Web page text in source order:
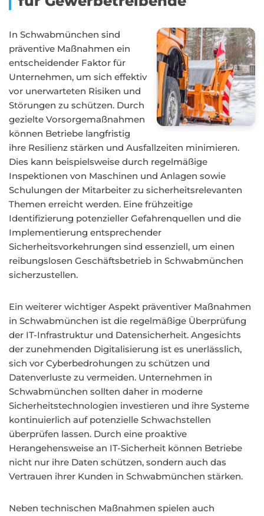
In Schwabmünchen sind
präventive Maßnahmen ein
entscheidender Faktor für
Unternehmen, um sich effektiv
vor unerwarteten Risiken und
Störungen zu schützen. Durch
gezielte Vorsorgemaßnahmen
können Betriebe langfristig
ihre Resilienz stärken und Ausfallzeiten minimieren.
Dies kann beispielsweise durch regelmäßige
Inspektionen von Maschinen und Anlagen sowie
Schulungen der Mitarbeiter zu sicherheitsrelevanten
Themen erreicht werden. Eine frühzeitige
Identifizierung potenzieller Gefahrenquellen und die
Implementierung entsprechender
Sicherheitsvorkehrungen sind essenziell, um einen
reibungslosen Geschäftsbetrieb in Schwabmünchen
sicherzustellen.
Ein weiterer wichtiger Aspekt präventiver Maßnahmen
in Schwabmünchen ist die regelmäßige Überprüfung
der IT-Infrastruktur und Datensicherheit. Angesichts
der zunehmenden Digitalisierung ist es unerlässlich,
sich vor Cyberbedrohungen zu schützen und
Datenverluste zu vermeiden. Unternehmen in
Schwabmünchen sollten daher in moderne
Sicherheitstechnologien investieren und ihre Systeme
kontinuierlich auf potenzielle Schwachstellen
überprüfen lassen. Durch eine proaktive
Herangehensweise an IT-Sicherheit können Betriebe
nicht nur ihre Daten schützen, sondern auch das
Vertrauen ihrer Kunden in Schwabmünchen stärken.
Neben technischen Maßnahmen spielen auch